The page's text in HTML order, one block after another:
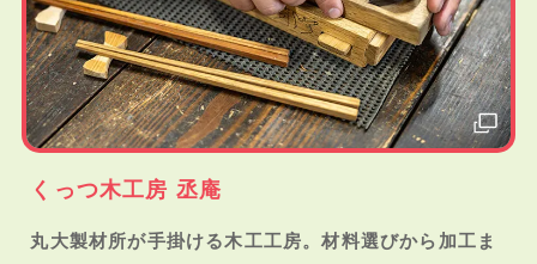
くっつ木工房 丞庵
丸大製材所が手掛ける木工工房。材料選びから加工ま